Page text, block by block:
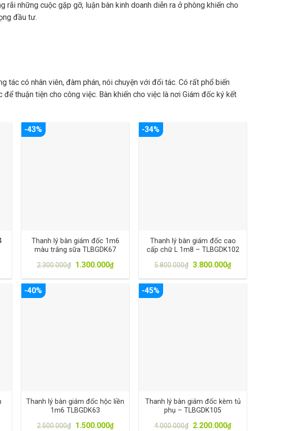
những cuộc gặp gỡ, luận bàn kinh doanh diễn ra ở phòng khiến cho
đầu tư.
có nhân viên, đàm phán, nói chuyện với đối tác. Có rất phổ biến
thuận tiện cho công việc. Bàn khiến cho việc là nơi Giám đốc ký kết
-43%
Thanh lý bàn giám đốc 1m6
màu trắng sữa TLBGDK67
2.300.000₫ 1.300.000₫
-34%
Thanh lý bàn giám đốc cao
cấp chữ L 1m8 – TLBGDK102
5.800.000₫ 3.800.000₫
-40%
Thanh lý bàn giám đốc hộc liền
1m6 TLBGDK63
2.500.000₫ 1.500.000₫
-45%
Thanh lý bàn giám đốc kèm tủ
phụ – TLBGDK105
4.000.000₫ 2.200.000₫